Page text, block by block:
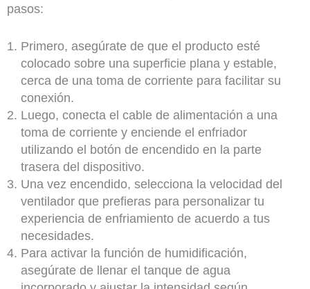
pasos:
Primero, asegúrate de que el producto esté
colocado sobre una superficie plana y estable,
cerca de una toma de corriente para facilitar su
conexión.
Luego, conecta el cable de alimentación a una
toma de corriente y enciende el enfriador
utilizando el botón de encendido en la parte
trasera del dispositivo.
Una vez encendido, selecciona la velocidad del
ventilador que prefieras para personalizar tu
experiencia de enfriamiento de acuerdo a tus
necesidades.
Para activar la función de humidificación,
asegúrate de llenar el tanque de agua